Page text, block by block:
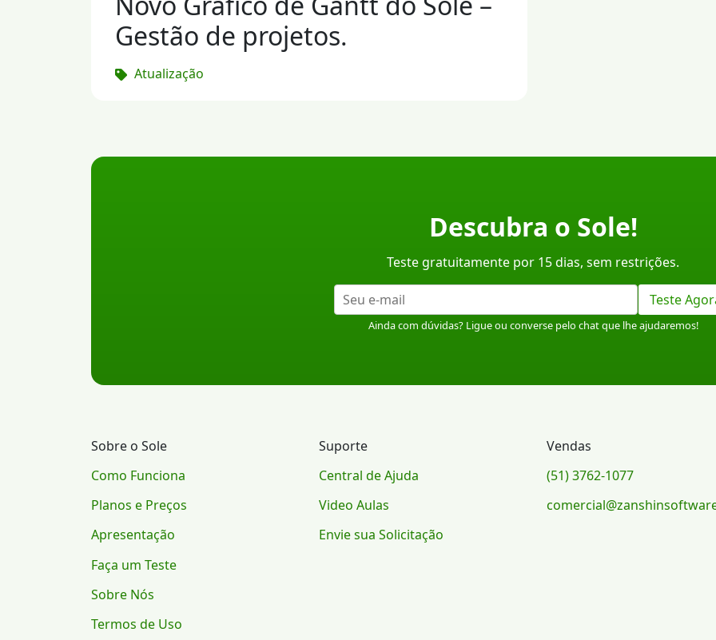
Gestão de projetos.
Atualização
Descubra o Sole!
Teste gratuitamente por 15 dias, sem restrições.
Teste
Ainda com dúvidas? Ligue ou converse pelo chat que lhe ajudaremos!
Sobre o Sole
Como Funciona
Planos e Preços
Apresentação
Faça um Teste
Sobre Nós
Termos de Uso
Suporte
Central de Ajuda
Video Aulas
Envie sua Solicitação
Vendas
(51) 3762-1077